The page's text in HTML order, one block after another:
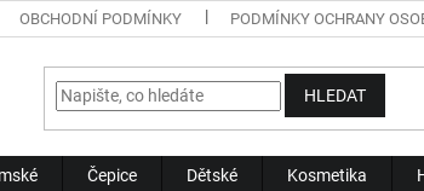
OBCHODNÍ PODMÍNKY PODMÍNKY OCHRANY
HLEDAT
Čepice Dětské Kosmetika